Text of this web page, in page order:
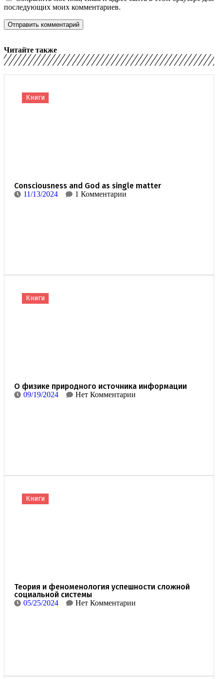
последующих моих комментариев.
Читайте также
Книги
Consciousness and God as single matter
11/13/2024 1 Комментарии
Книги
О физике природного источника информации
09/19/2024 Нет Комментарии
Книги
Теория и феноменология успешности сложной
социальной системы
05/25/2024 Нет Комментарии